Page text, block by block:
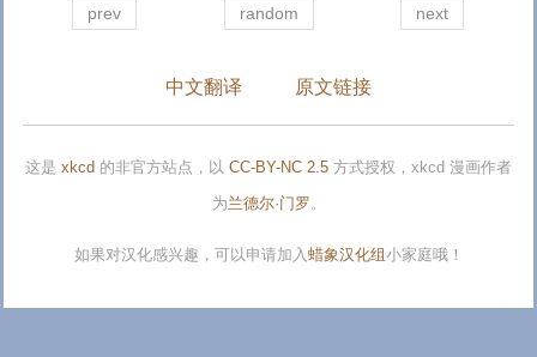
prev next
random
中文翻译 原文链接
这是 xkcd 的非官方站点，以 CC-BY-NC 2.5 方式授权，xkcd 漫画作者
为兰德尔·门罗。
如果对汉化感兴趣，可以申请加入蜡象汉化组小家庭哦！